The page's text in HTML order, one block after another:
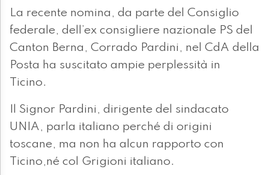
La recente nomina, da parte del Consiglio
federale, dell’ex consigliere nazionale PS del
Canton Berna, Corrado Pardini, nel CdA della
Posta ha suscitato ampie perplessità in
Ticino.
Il Signor Pardini, dirigente del sindacato
UNIA, parla italiano perché di origini
toscane, ma non ha alcun rapporto con
Ticino,né col Grigioni italiano.